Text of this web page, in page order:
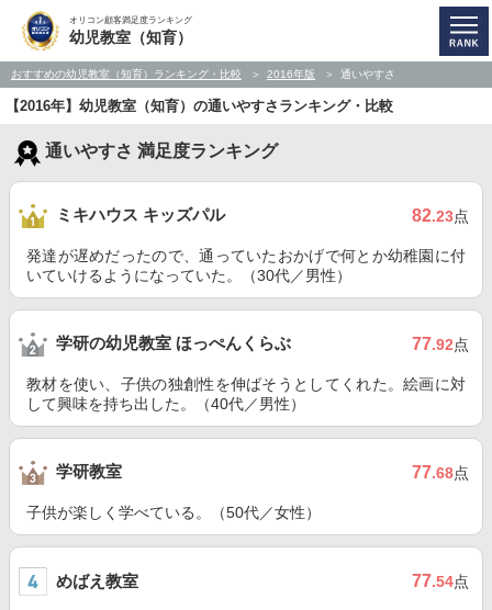
オリコン顧客満足度ランキング
幼児教室（知育）
おすすめの幼児教室（知育）ランキング・比較 2016年版 通いやすさ
【2016年】幼児教室（知育）の通いやすさランキング・比較
通いやすさ 満足度ランキング
ミキハウス キッズパル 82.23点
発達が遅めだったので、通っていたおかげで何とか幼稚園に付
いていけるようになっていた。（30代／男性）
学研の幼児教室 ほっぺんくらぶ 77.92点
教材を使い、子供の独創性を伸ばそうとしてくれた。絵画に対
して興味を持ち出した。（40代／男性）
学研教室 77.68点
子供が楽しく学べている。（50代／女性）
めばえ教室 77.54点